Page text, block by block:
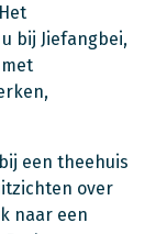
bij Jiefangbei,
een theehuis
over
naar een